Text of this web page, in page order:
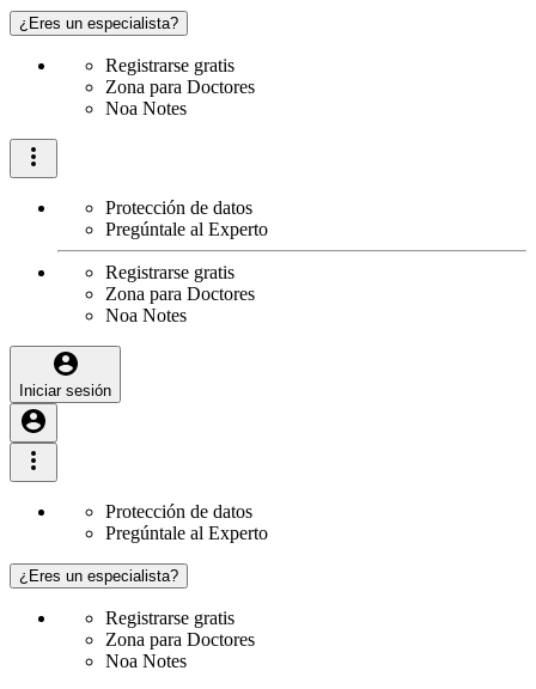
¿Eres un especialista?
Registrarse gratis
Zona para Doctores
Noa Notes
Protección de datos
Pregúntale al Experto
Registrarse gratis
Zona para Doctores
Noa Notes
Iniciar sesión
Protección de datos
Pregúntale al Experto
¿Eres un especialista?
Registrarse gratis
Zona para Doctores
Noa Notes